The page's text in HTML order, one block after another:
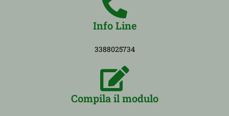
Info Line
3388025734
Compila il modulo